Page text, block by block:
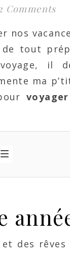
Comments
tout
il
ma
des